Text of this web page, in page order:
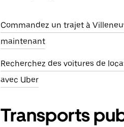
Commandez un trajet à
maintenant
Recherchez des voitures de
avec Uber
Transports